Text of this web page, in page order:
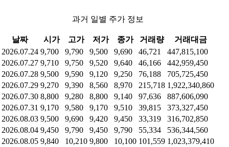
과거 일별 주가 정보
날짜 시가 고가 저가 종가 거래량
거래대금
2026.07.24 9,700 9,790 9,500 9,690 46,721
447,815,100
2026.07.27 9,710 9,750 9,520 9,640 46,166
442,959,450
2026.07.28 9,500 9,590 9,120 9,250 76,188
705,725,450
2026.07.29 9,270 9,390 8,560 8,970 215,718 1,922,340,860
2026.07.30 8,800 9,280 8,800 9,140 97,636
887,606,090
2026.07.31 9,170 9,580 9,170 9,510 39,815
373,327,450
2026.08.03 9,500 9,690 9,420 9,450 33,319
316,702,850
2026.08.04 9,450 9,790 9,450 9,790 55,334
536,344,560
2026.08.05 9,840 10,210 9,800 10,100 101,559 1,023,379,410